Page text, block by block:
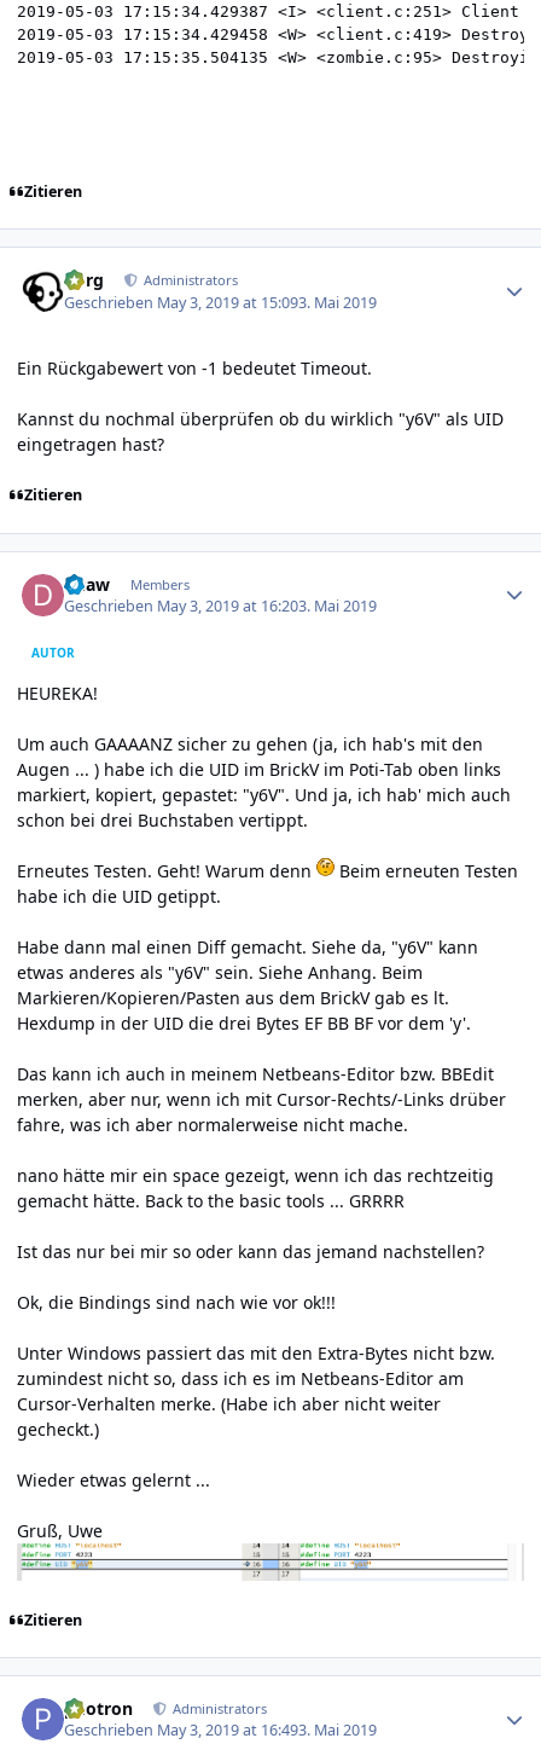
2019-05-03 17:15:34.429387 <I> <client.c:251>
2019-05-03 17:15:34.429458 <W> <client.c:419>
2019-05-03 17:15:35.504135 <W> <zombie.c:95>
Zitieren
borg Administrators
Geschrieben May 3, 2019 at 15:093. Mai 2019
Ein Rückgabewert von -1 bedeutet Timeout.
Kannst du nochmal überprüfen ob du wirklich "y6V" als UID
eingetragen hast?
Zitieren
duaw Members
Geschrieben May 3, 2019 at 16:203. Mai 2019
AUTOR
HEUREKA!
Um auch GAAAANZ sicher zu gehen (ja, ich hab's mit den
Augen ... ) habe ich die UID im BrickV im Poti-Tab oben links
markiert, kopiert, gepastet: "y6V". Und ja, ich hab' mich auch
schon bei drei Buchstaben vertippt.
Erneutes Testen. Geht! Warum denn
Beim erneuten Testen
habe ich die UID getippt.
Habe dann mal einen Diff gemacht. Siehe da, "y6V" kann
etwas anderes als "y6V" sein. Siehe Anhang. Beim
Markieren/Kopieren/Pasten aus dem BrickV gab es lt.
Hexdump in der UID die drei Bytes EF BB BF vor dem 'y'.
Das kann ich auch in meinem Netbeans-Editor bzw. BBEdit
merken, aber nur, wenn ich mit Cursor-Rechts/-Links drüber
fahre, was ich aber normalerweise nicht mache.
nano hätte mir ein space gezeigt, wenn ich das rechtzeitig
gemacht hätte. Back to the basic tools ... GRRRR
Ist das nur bei mir so oder kann das jemand nachstellen?
Ok, die Bindings sind nach wie vor ok!!!
Unter Windows passiert das mit den Extra-Bytes nicht bzw.
zumindest nicht so, dass ich es im Netbeans-Editor am
Cursor-Verhalten merke. (Habe ich aber nicht weiter
gecheckt.)
Wieder etwas gelernt ...
Gruß, Uwe
Zitieren
photron Administrators
Geschrieben May 3, 2019 at 16:493. Mai 2019